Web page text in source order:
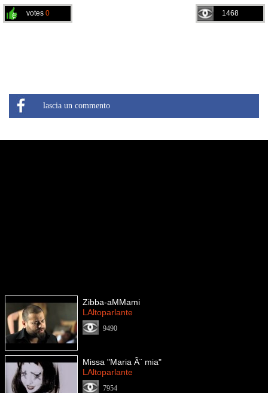
1468
votes 0
lascia un commento
Zibba-aMMami
LAltoparlante
9490
Missa "Maria Ã¨ mia"
LAltoparlante
7954